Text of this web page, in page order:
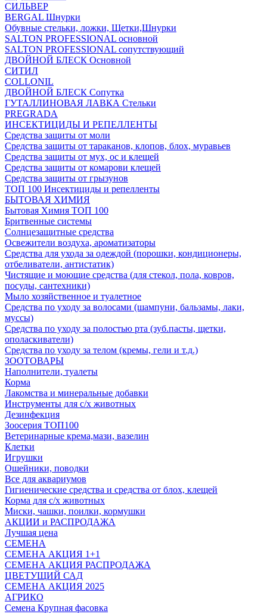
СИЛЬВЕР
BERGAL Шнурки
Обувные стельки, ложки, Щетки,Шнурки
SALTON PROFESSIONAL основной
SALTON PROFESSIONAL сопутствующий
ДВОЙНОЙ БЛЕСК Основной
СИТИЛ
COLLONIL
ДВОЙНОЙ БЛЕСК Сопутка
ГУТАЛЛИНОВАЯ ЛАВКА Стельки
PREGRADA
ИНСЕКТИЦИДЫ И РЕПЕЛЛЕНТЫ
Средства защиты от моли
Средства защиты от тараканов, клопов, блох, муравьев
Средства защиты от мух, ос и клещей
Средства защиты от комарови клещей
Средства защиты от грызунов
ТОП 100 Инсектициды и репелленты
БЫТОВАЯ ХИМИЯ
Бытовая Химия ТОП 100
Бритвенные системы
Солнцезащитные средства
Освежители воздуха, ароматизаторы
Средства для ухода за одеждой (порошки, кондиционеры,
отбеливатели, антистатик)
Чистящие и моющие средства (для стекол, пола, ковров,
посуды, сантехники)
Мыло хозяйственное и туалетное
Средства по уходу за волосами (шампуни, бальзамы, лаки,
муссы)
Средства по уходу за полостью рта (зуб.пасты, щетки,
ополаскиватели)
Средства по уходу за телом (кремы, гели и т.д.)
ЗООТОВАРЫ
Наполнители, туалеты
Корма
Лакомства и минеральные добавки
Инструменты для с/х животных
Дезинфекция
Зоосерия ТОП100
Ветеринарные крема,мази, вазелин
Клетки
Игрушки
Ошейники, поводки
Все для аквариумов
Гигиенические средства и средства от блох, клещей
Корма для с/х животных
Миски, чашки, поилки, кормушки
АКЦИИ и РАСПРОДАЖА
Лучшая цена
СЕМЕНА
СЕМЕНА АКЦИЯ 1+1
СЕМЕНА АКЦИЯ РАСПРОДАЖА
ЦВЕТУЩИЙ САД
СЕМЕНА АКЦИЯ 2025
АГРИКО
Семена Крупная фасовка